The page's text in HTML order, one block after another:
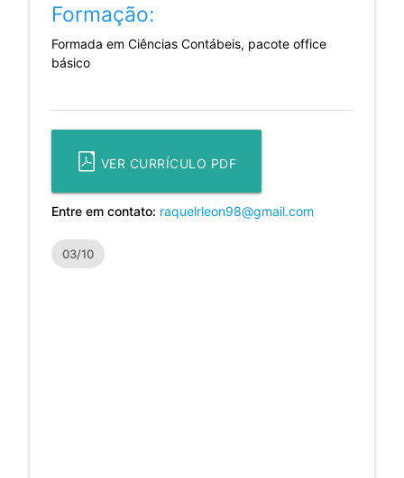
Formação:
Formada em Ciências Contábeis, pacote office
básico
VER CURRÍCULO PDF
Entre em contato: raquelrleon98@gmail.com
03/10